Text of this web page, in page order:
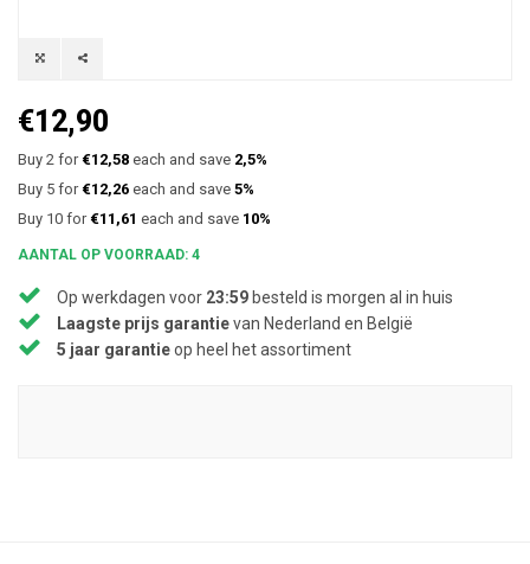
€12,90
Buy 2 for €12,58 each and save 2,5%
Buy 5 for €12,26 each and save 5%
Buy 10 for €11,61 each and save 10%
AANTAL OP VOORRAAD: 4
Op werkdagen voor 23:59 besteld is morgen al in huis
Laagste prijs garantievan Nederland en België
5 jaar garantieop heel het assortiment